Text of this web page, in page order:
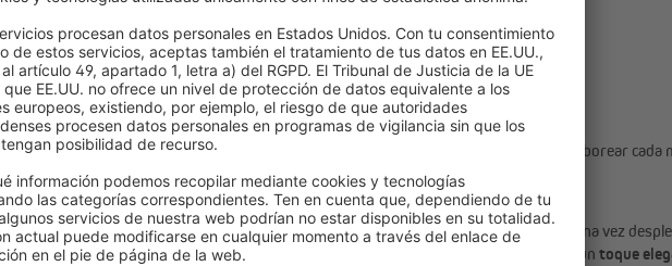
a medida
del buen tiempo, apetece pasar más tiempo al aire libre, disfrutar del aire fresco y saborear
en la terraza… el placer es total.
eficazmente del sol y de las inclemencias del tiempo, eltoldo es tu mejor aliado
. Una vez
perfecta para disfrutar de tu terraza o jardín con total comodidad, aportando además un toque